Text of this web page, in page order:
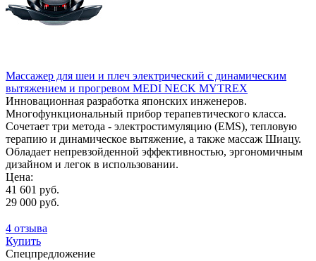
Массажер для шеи и плеч электрический с динамическим
вытяжением и прогревом MEDI NECK MYTREX
Инновационная разработка японских инженеров.
Многофункциональный прибор терапевтического класса.
Сочетает три метода - электростимуляцию (EMS), тепловую
терапию и динамическое вытяжение, а также массаж Шиацу.
Обладает непревзойденной эффективностью, эргономичным
дизайном и легок в использовании.
Цена:
41 601 руб.
29 000 руб.
4 отзыва
Купить
Спецпредложение